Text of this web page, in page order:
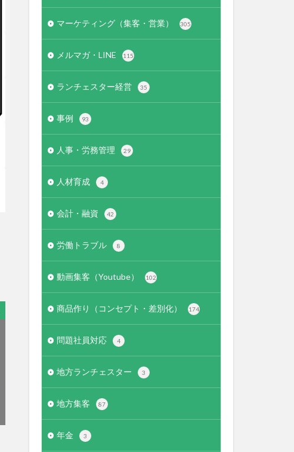
マーケティング（集客・営業） 305
メルマガ・LINE 115
ランチェスター経営 35
事例 93
人事・労務管理 29
人材育成 4
会計・融資 42
労働トラブル 8
動画集客（Youtube） 102
商品作り（コンセプト・差別化） 174
問題社員対応 4
地方ランチェスター 3
地方集客 87
年金 3